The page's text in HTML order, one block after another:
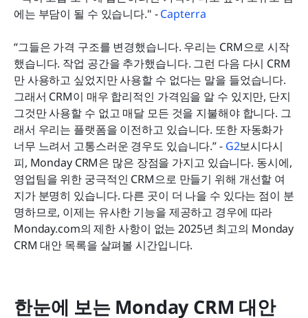
에는 부담이 될 수 있습니다." - Capterra
“그들은 가격 구조를 변경했습니다. 우리는 CRM으로 시작
했습니다. 작업 공간을 추가했습니다. 그런 다음 다시 CRM
만 사용하고 싶었지만 사용할 수 없다는 말을 들었습니다.
그래서 CRM이 매우 합리적인 가격임을 알 수 있지만, 단지
그것만 사용할 수 없고 매달 모든 것을 지불해야 합니다. 그
래서 우리는 플랫폼을 이전하고 있습니다. 또한 자동화가
너무 느려서 고통스러운 경우도 있습니다.” - G2보시다시
피, Monday CRM은 많은 장점을 가지고 있습니다. 동시에,
영업팀을 위한 궁극적인 CRM으로 만들기 위해 개선할 여
지가 분명히 있습니다. 다른 곳이 더 나을 수 있다는 점이 분
명하므로, 이제는 유사한 기능을 제공하고 경우에 따라
Monday.com의 제한 사항이 없는 2025년 최고의 Monday
CRM 대안 목록을 살펴볼 시간입니다.
한눈에 보는 Monday CRM 대안